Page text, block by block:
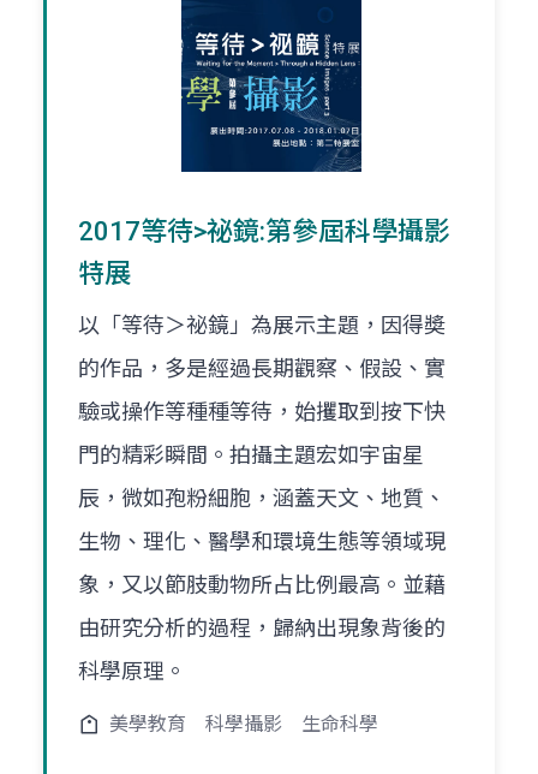
2017等待>祕鏡:第參屆科學攝影
特展
以「等待＞祕鏡」為展示主題，因得奬
的作品，多是經過長期觀察、假設、實
驗或操作等種種等待，始攫取到按下快
門的精彩瞬間。拍攝主題宏如宇宙星
辰，微如孢粉細胞，涵蓋天文、地質、
生物、理化、醫學和環境生態等領域現
象，又以節肢動物所占比例最高。並藉
由研究分析的過程，歸納出現象背後的
科學原理。
美學教育 科學攝影 生命科學